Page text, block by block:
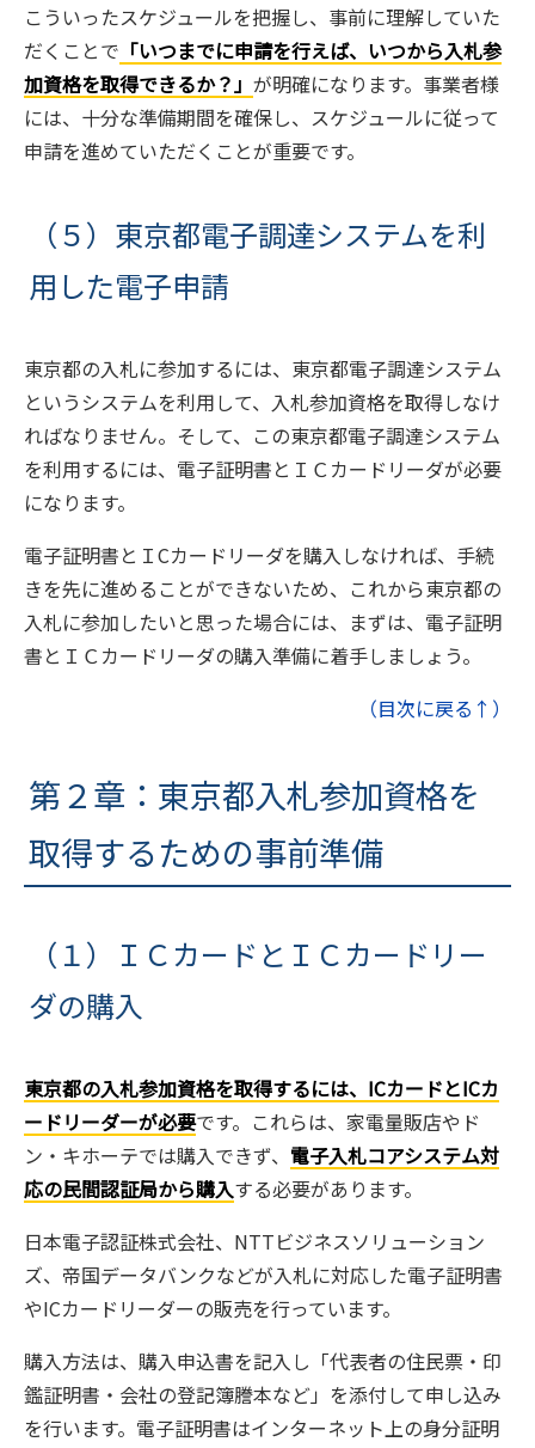
こういったスケジュールを把握し、事前に理解していた
だくことで 「いつまでに申請を行えば、いつから入札参
加資格を取得できるか？」 が明確になります。事業者様
には、十分な準備期間を確保し、スケジュールに従って
申請を進めていただくことが重要です。
（５）東京都電子調達システムを利
用した電子申請
東京都の入札に参加するには、東京都電子調達システム
というシステムを利用して、入札参加資格を取得しなけ
ればなりません。そして、この東京都電子調達システム
を利用するには、電子証明書とＩＣカードリーダが必要
になります。
電子証明書とＩCカードリーダを購入しなければ、手続
きを先に進めることができないため、これから東京都の
入札に参加したいと思った場合には、まずは、電子証明
書とＩＣカードリーダの購入準備に着手しましょう。
（目次に戻る↑）
第２章：東京都入札参加資格を
取得するための事前準備
（１）ＩＣカードとＩＣカードリー
ダの購入
東京都の入札参加資格を取得するには、ICカードとICカ
ードリーダーが必要です。これらは、家電量販店やド
ン・キホーテでは購入できず、 電子入札コアシステム対
応の民間認証局から購入する必要があります。
日本電子認証株式会社、NTTビジネスソリューション
ズ、帝国データバンクなどが入札に対応した電子証明書
やICカードリーダーの販売を行っています。
購入方法は、購入申込書を記入し「代表者の住民票・印
鑑証明書・会社の登記簿謄本など」を添付して申し込み
を行います。電子証明書はインターネット上の身分証明